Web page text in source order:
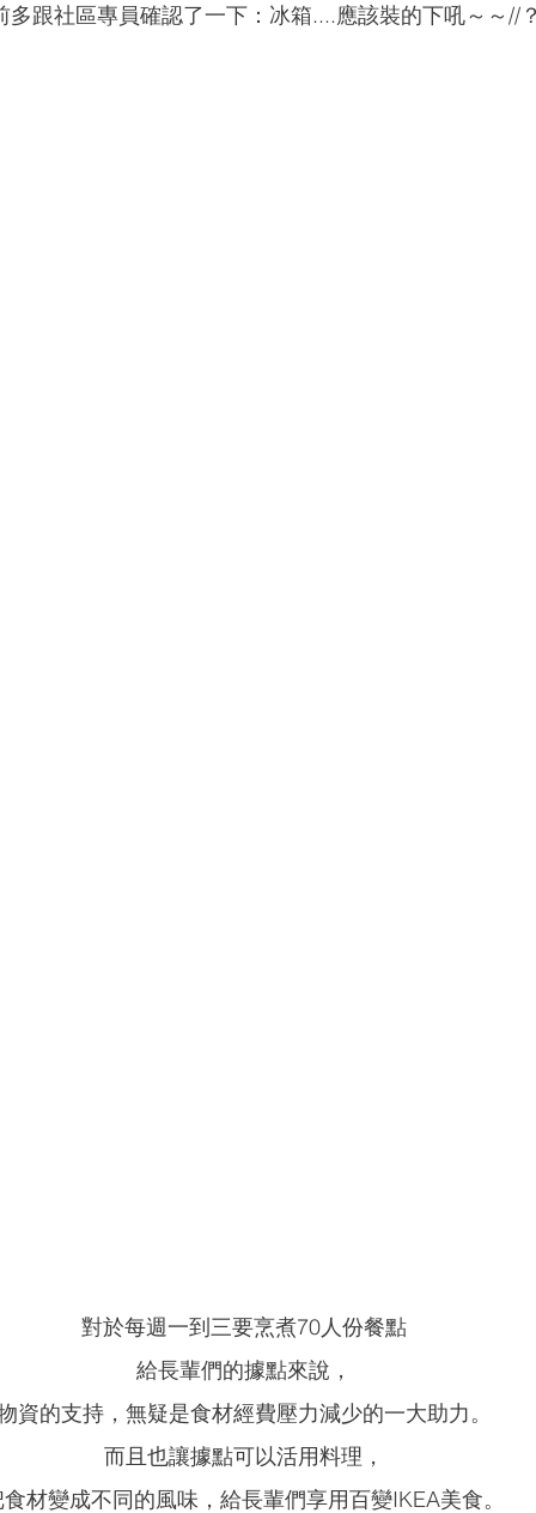
多跟社區專員確認了一下：冰箱....應該裝的下吼～～//
對於每週一到三要烹煮70人份餐點
給長輩們的據點來說，
資的支持，無疑是食材經費壓力減少的一大助力。
而且也讓據點可以活用料理，
材變成不同的風味，給長輩們享用百變IKEA美食。